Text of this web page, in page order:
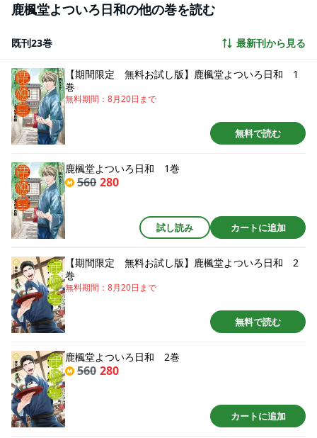
鹿楓堂よついろ日和の他の巻を読む
既刊23巻 最新刊から見る
【期間限定 無料お試し版】鹿楓堂よついろ日和 1
巻
無料期間： 8月20日 まで
無料で読む
鹿楓堂よついろ日和 1巻
560 280
試し読み カートに追加
【期間限定 無料お試し版】鹿楓堂よついろ日和 2
巻
無料期間： 8月20日 まで
無料で読む
鹿楓堂よついろ日和 2巻
560 280
カートに追加